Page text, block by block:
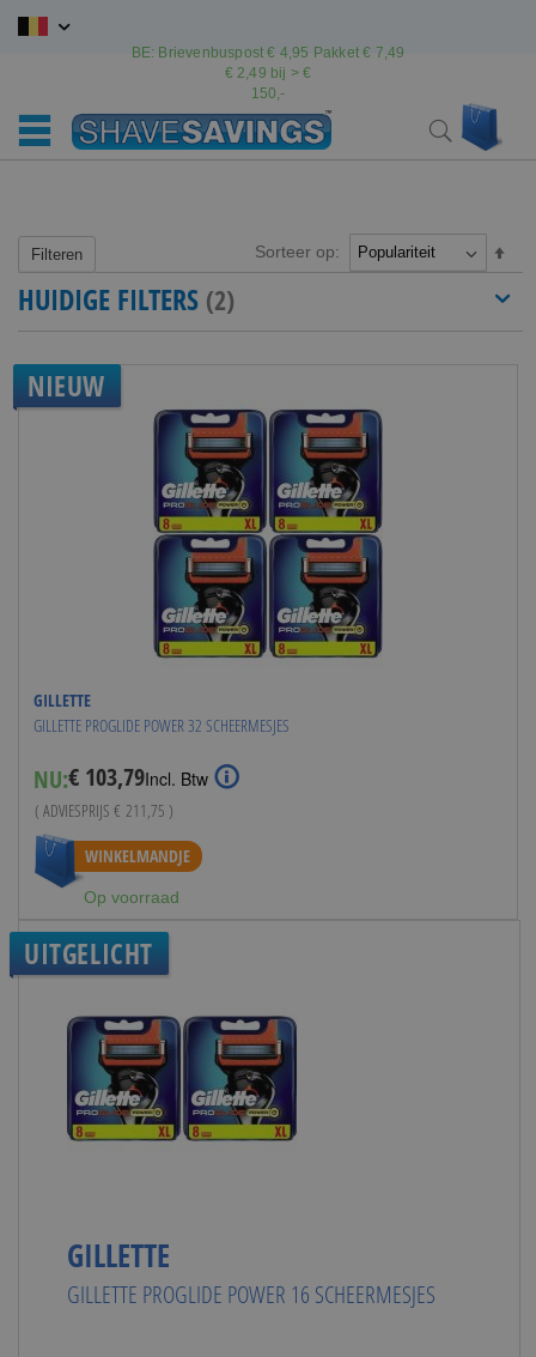
Ga
BE: Brievenbuspost € 4,95 Pakket € 7,49
€ 2,49 bij > €
150,-
Search
NIEUW
GILLETTE
GILLETTE PROGLIDE POWER 32 SCHEERMESJES
NU:Special
Price
€ 103,79Incl. Btw
( ADVIESPRIJS € 211,75 )
WINKELMANDJE
Op voorraad
UITGELICHT
GILLETTE
GILLETTE PROGLIDE POWER 16 SCHEERMESJES
Sorteer op:
naar
Filteren
HUIDIGE FILTERS